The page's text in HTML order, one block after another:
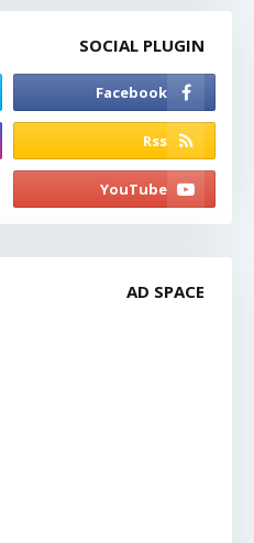
SOCIAL PLUGIN
AD SPACE